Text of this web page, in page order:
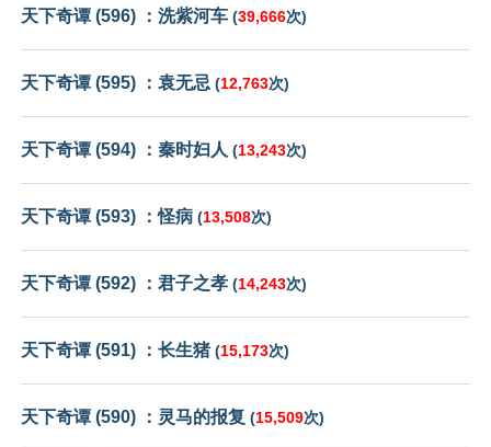
天下奇谭 (596) ：洗紫河车 (39,666次)
天下奇谭 (595) ：袁无忌 (12,763次)
天下奇谭 (594) ：秦时妇人 (13,243次)
天下奇谭 (593) ：怪病 (13,508次)
天下奇谭 (592) ：君子之孝 (14,243次)
天下奇谭 (591) ：长生猪(15,173次)
天下奇谭 (590) ：灵马的报复 (15,509次)